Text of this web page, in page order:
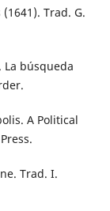
Trad. G.
La búsqueda
A Political
Trad. I.